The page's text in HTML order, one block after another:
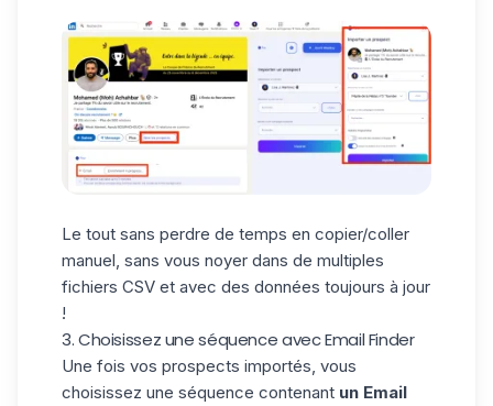
Le tout sans perdre de temps en copier/coller
manuel, sans vous noyer dans de multiples
fichiers CSV et avec des données toujours à jour
!
3. Choisissez une séquence avec Email Finder
Une fois vos prospects importés, vous
choisissez une séquence contenant un Email